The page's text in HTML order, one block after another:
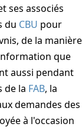
ses associés
du CBU pour
de la manière
que
aussi pendant
de la FAB, la
demandes des
à l'occasion